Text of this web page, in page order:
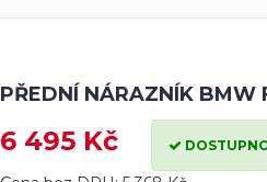
PŘEDNÍ NÁRAZNÍK BMW
6 495 Kč